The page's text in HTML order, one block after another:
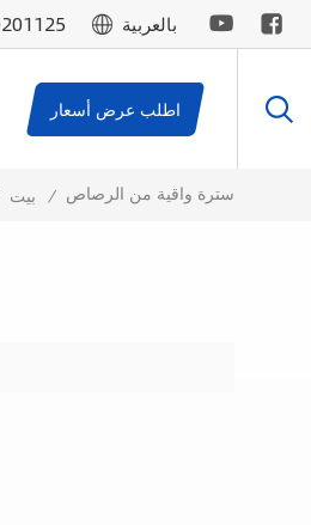
بالعربية
اطلب عرض أسعار
بيت / سترة واقية من الرصاص